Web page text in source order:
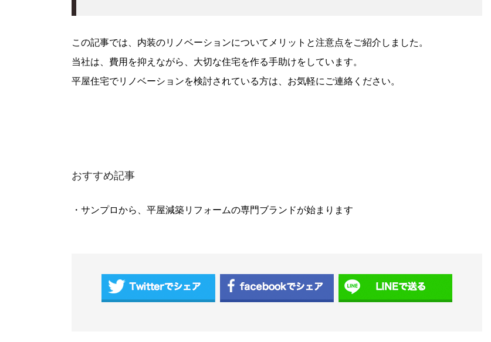
この記事では、内装のリノベーションについてメリットと注意点をご紹介しました。
当社は、費用を抑えながら、大切な住宅を作る手助けをしています。
平屋住宅でリノベーションを検討されている方は、お気軽にご連絡ください。
おすすめ記事
・サンプロから、平屋減築リフォームの専門ブランドが始まります